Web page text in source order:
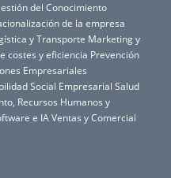
del Conocimiento
de la empresa
y Transporte Marketing y
costes y eficiencia Prevención
Empresariales
Social Empresarial Salud
Recursos Humanos y
e IA Ventas y Comercial